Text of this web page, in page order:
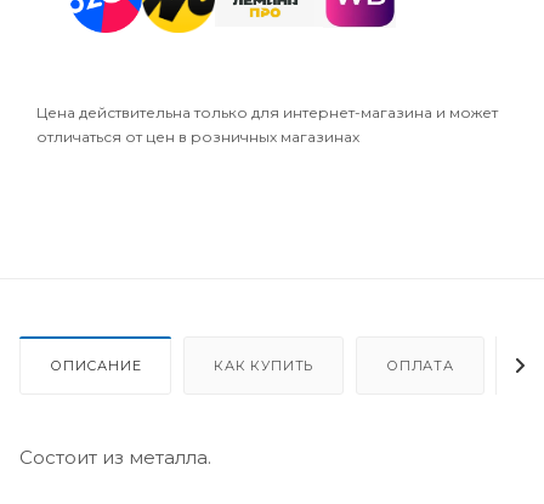
Цена действительна только для интернет-магазина и может
отличаться от цен в розничных магазинах
ОПИСАНИЕ КАК КУПИТЬ ОПЛАТА
Состоит из металла.